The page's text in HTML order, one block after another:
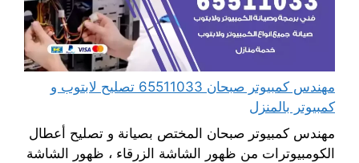
مهندس كمبيوتر صبحان 65511033 تصليح لابتوب و
كمبيوتر بالمنزل
مهندس كمبيوتر صبحان المختص بصيانة و تصليح أعطال
الكومبيوترات من ظهور الشاشة الزرقاء ، ظهور الشاشة